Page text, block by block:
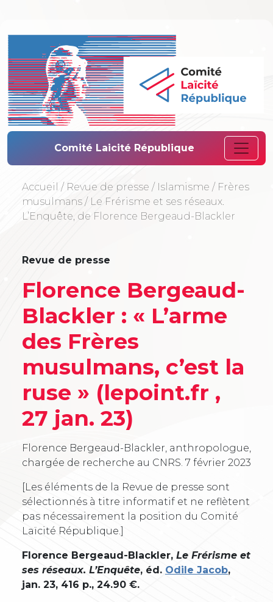
Comité Laïcité
Comité Laicité République
Accueil / Revue de presse / Islamisme / Frères
musulmans / Le Frérisme et ses réseaux.
L’Enquête, de Florence Bergeaud-Blackler
Revue de presse
Florence Bergeaud-
Blackler : « L’arme
des Frères
musulmans, c’est la
ruse » (lepoint.fr ,
27 jan. 23)
Florence Bergeaud-Blackler, anthropologue,
chargée de recherche au CNRS. 7 février 2023
[Les éléments de la Revue de presse sont
sélectionnés à titre informatif et ne reflètent
pas nécessairement la position du Comité
Laïcité République.]
Florence Bergeaud-Blackler, Le Frérisme et
ses réseaux. L’Enquête, éd. Odile Jacob,
jan. 23, 416 p., 24.90 €.